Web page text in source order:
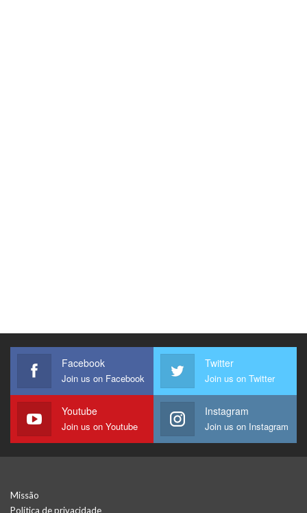
Facebook
Join us on Facebook
Twitter
Join us on Twitter
Youtube
Join us on Youtube
Instagram
Join us on Instagram
Missão
Política de privacidade